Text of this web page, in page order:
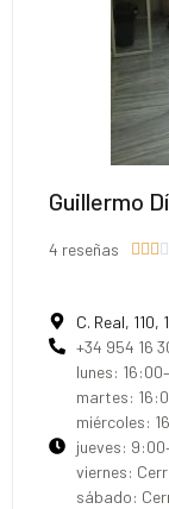
Guillermo
4 reseñas 
C. Real,
+34 954 16
lunes:
martes:
miércoles:
jueves:
viernes:
sábado: